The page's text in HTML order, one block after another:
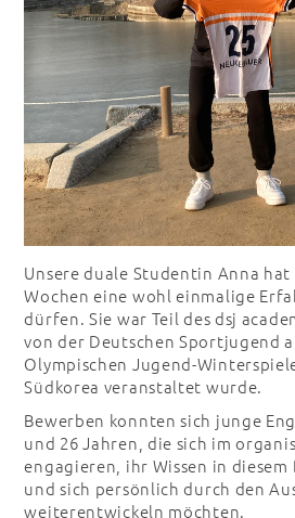
Unsere duale Studentin Anna
Wochen eine wohl einmalige
dürfen. Sie war Teil des dsj
von der Deutschen Sportjugend
Olympischen Jugend-
Südkorea veranstaltet wurde.
Bewerben konnten sich junge
und 26 Jahren, die sich im
engagieren, ihr Wissen in
und sich persönlich durch den
weiterentwickeln möchten.